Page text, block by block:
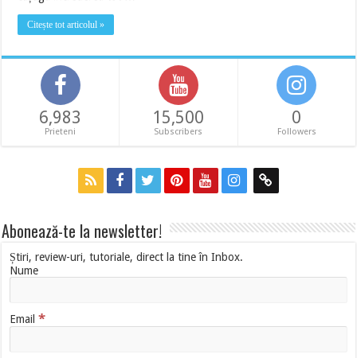
Citește tot articolul »
6,983
Prieteni
15,500
Subscribers
0
Followers
Abonează-te la newsletter!
Știri, review-uri, tutoriale, direct la tine în Inbox.
Nume
Email*